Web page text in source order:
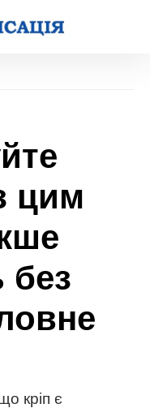
цим
без
кріп є